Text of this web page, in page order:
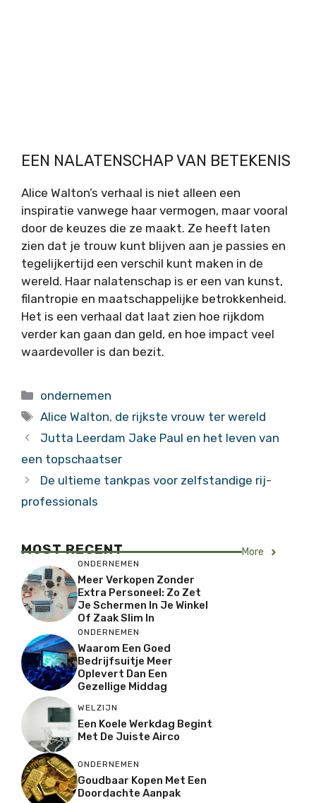
EEN NALATENSCHAP VAN BETEKENIS
Alice Walton’s verhaal is niet alleen een
inspiratie vanwege haar vermogen, maar vooral
door de keuzes die ze maakt. Ze heeft laten
zien dat je trouw kunt blijven aan je passies en
tegelijkertijd een verschil kunt maken in de
wereld. Haar nalatenschap is er een van kunst,
filantropie en maatschappelijke betrokkenheid.
Het is een verhaal dat laat zien hoe rijkdom
verder kan gaan dan geld, en hoe impact veel
waardevoller is dan bezit.
Categorieën
ondernemen
Tags
Alice Walton, de rijkste vrouw ter wereld
Jutta Leerdam Jake Paul en het leven van
een topschaatser
De ultieme tankpas voor zelfstandige rij-
professionals
MOST RECENT More
ONDERNEMEN
Meer Verkopen Zonder
Extra Personeel: Zo Zet
Je Schermen In Je Winkel
Of Zaak Slim In
ONDERNEMEN
Waarom Een Goed
Bedrijfsuitje Meer
Oplevert Dan Een
Gezellige Middag
WELZIJN
Een Koele Werkdag Begint
Met De Juiste Airco
ONDERNEMEN
Goudbaar Kopen Met Een
Doordachte Aanpak